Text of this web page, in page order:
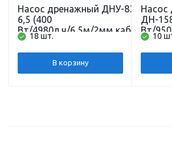
Насос дренажный ДНУ-83-
6,5 (400
Вт/4980л.ч/6,5м/2мм,кабель
6 м) JEMIX
18 шт.
В корзину
Насос
ДН-
Вт/
кабель
JEMIX
10